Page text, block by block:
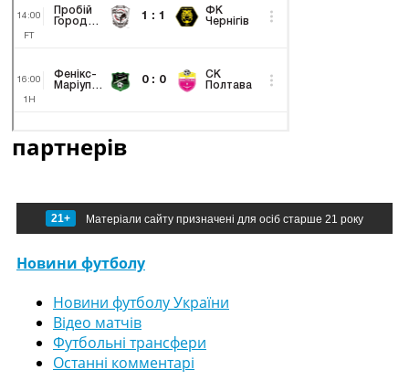
партнерів
21+ Матеріали сайту призначені для осіб старше 21 року
Новини футболу
Новини футболу України
Відео матчів
Футбольні трансфери
Останні комментарі